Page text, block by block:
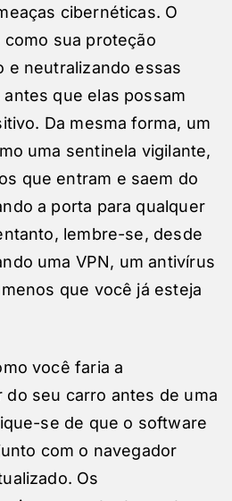
cibernéticas. O
sua proteção
e neutralizando essas
que elas possam
Da mesma forma, um
uma sentinela vigilante,
que entram e saem do
a porta para qualquer
lembre-se, desde
uma VPN, um antivírus
que você já esteja
você faria a
do seu carro antes de uma
se de que o software
com o navegador
Os